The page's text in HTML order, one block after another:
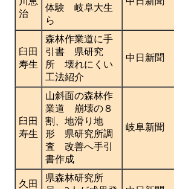
治
体験 岐阜大生
ら
臼田
寿生
森林作業道に手
引書 県研究
所 壊れにくい
工法紹介
中日新聞
臼田
寿生
山斜面の森林作
業道 崩壊の８
割、地滑り地
形 県研究所調
査 改善へ手引
書作成
岐阜新聞
久田
県森林研究所